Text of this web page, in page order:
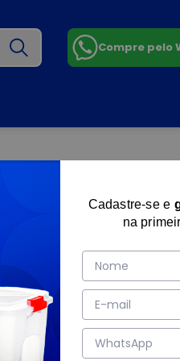
Compre pelo
Cadastre-se e
na